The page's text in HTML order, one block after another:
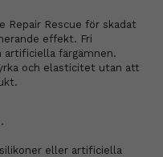
Repair Rescue för skadat
effekt. Fri
artificiella färgämnen.
och elasticitet utan att
eller artificiella